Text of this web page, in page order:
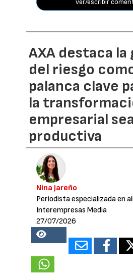
AXA destaca
del riesgo
palanca clave
la
empresarial sea
productiva
Nina Jareño
Periodista especializada en
Interempresas Media
27/07/2026
16284